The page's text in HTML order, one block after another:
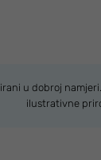
u dobroj
ilustrativne